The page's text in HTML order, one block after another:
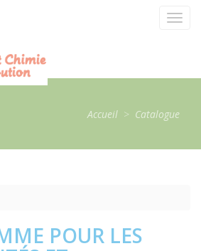
Accueil > Catalogue
POUR LES